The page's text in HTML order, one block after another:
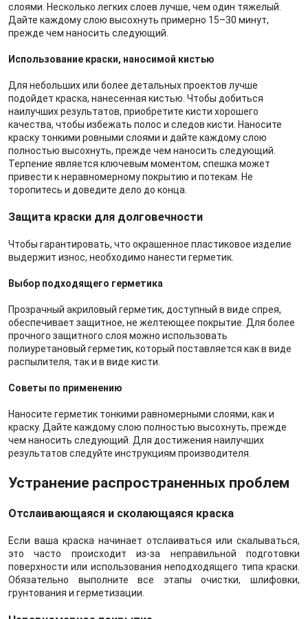
слоями. Несколько легких слоев лучше, чем один тяжелый.
Дайте каждому слою высохнуть примерно 15–30 минут,
прежде чем наносить следующий.
Использование краски, наносимой кистью
Для небольших или более детальных проектов лучше
подойдет краска, нанесенная кистью. Чтобы добиться
наилучших результатов, приобретите кисти хорошего
качества, чтобы избежать полос и следов кисти. Наносите
краску тонкими ровными слоями и дайте каждому слою
полностью высохнуть, прежде чем наносить следующий.
Терпение является ключевым моментом; спешка может
привести к неравномерному покрытию и потекам. Не
торопитесь и доведите дело до конца.
Защита краски для долговечности
Чтобы гарантировать, что окрашенное пластиковое изделие
выдержит износ, необходимо нанести герметик.
Выбор подходящего герметика
Прозрачный акриловый герметик, доступный в виде спрея,
обеспечивает защитное, не желтеющее покрытие. Для более
прочного защитного слоя можно использовать
полиуретановый герметик, который поставляется как в виде
распылителя, так и в виде кисти.
Советы по применению
Наносите герметик тонкими равномерными слоями, как и
краску. Дайте каждому слою полностью высохнуть, прежде
чем наносить следующий. Для достижения наилучших
результатов следуйте инструкциям производителя.
Устранение распространенных проблем
Отслаивающаяся и сколающаяся краска
Если ваша краска начинает отслаиваться или скалываться,
это часто происходит из-за неправильной подготовки
поверхности или использования неподходящего типа краски.
Обязательно выполните все этапы очистки, шлифовки,
грунтования и герметизации.